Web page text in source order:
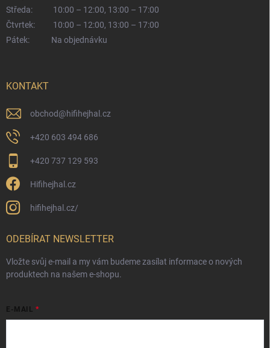
Středa:
10:00 – 12:00, 13:00 – 17:00
Čtvrtek:
10:00 – 12:00, 13:00 – 17:00
Pátek:
Na objednávku
KONTAKT
obchod@hifihejhal.cz
+420 603 494 686
+420 737 129 593
Hifihejhal.cz
hifihejhal.cz/
ODEBÍRAT NEWSLETTER
Vložte svůj e-mail a my vám budeme zasílat informace o nových
produktech na našem e-shopu.
E-MAIL